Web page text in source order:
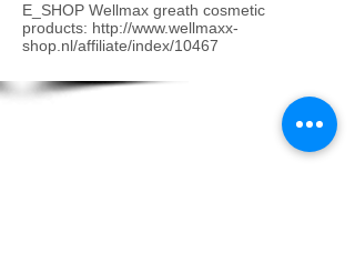
E_SHOP Wellmax greath cosmetic
products: http://www.wellmaxx-
shop.nl/affiliate/index/10467